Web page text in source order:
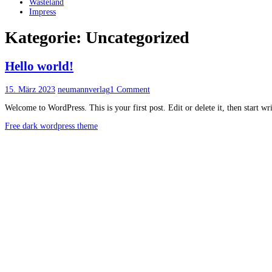
Wasteland
Impress
Kategorie: Uncategorized
Hello world!
15. März 2023 neumannverlag1 Comment
Welcome to WordPress. This is your first post. Edit or delete it, then start
Free dark wordpress theme